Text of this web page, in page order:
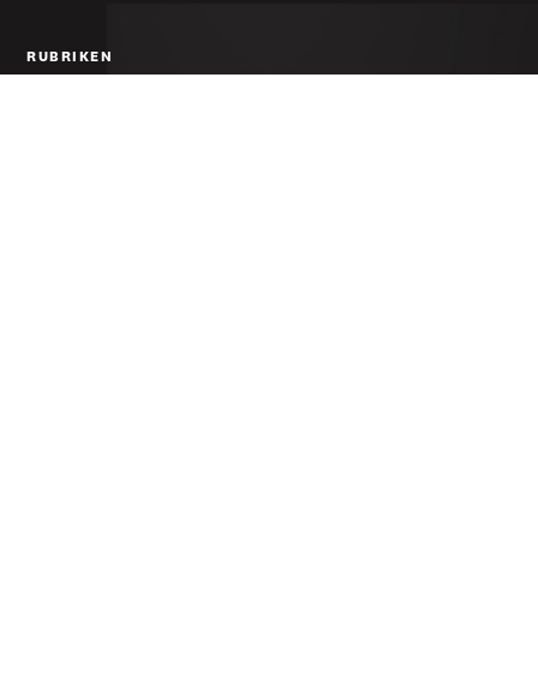
RUBRIKEN